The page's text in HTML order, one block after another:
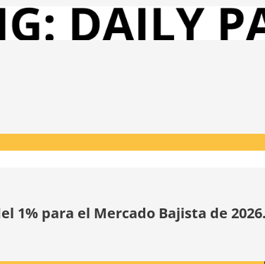
1% para el Mercado Bajista de